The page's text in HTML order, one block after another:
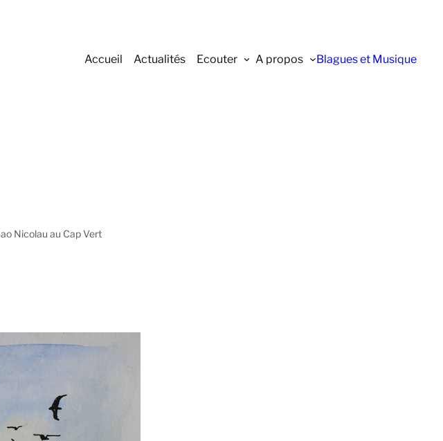
Accueil Actualités Ecouter A propos Blagues et Musique
Nicolau au Cap Vert